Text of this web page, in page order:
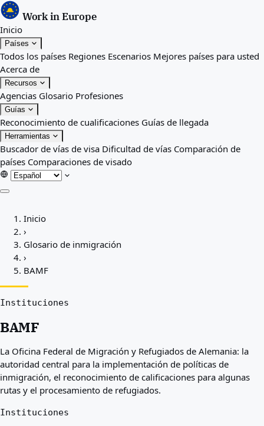
Work in Europe
Inicio
Países
Todos los países Regiones Escenarios Mejores países para usted
Acerca de
Recursos
Agencias Glosario Profesiones
Guías
Reconocimiento de cualificaciones Guías de llegada
Herramientas
Buscador de vías de visa Dificultad de vías Comparación de
países Comparaciones de visado
Países
Regiones
Mejores países para usted
Recursos
Guías
Reconocimiento de cualificaciones
Guías de llegada
Herramientas
Inicio
›
Glosario de inmigración
›
BAMF
Instituciones
BAMF
La Oficina Federal de Migración y Refugiados de Alemania: la
autoridad central para la implementación de políticas de
inmigración, el reconocimiento de calificaciones para algunas
rutas y el procesamiento de refugiados.
Instituciones